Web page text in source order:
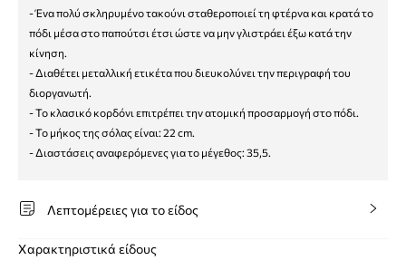
- Ένα πολύ σκληρυμένο τακούνι σταθεροποιεί τη φτέρνα και κρατά το
πόδι μέσα στο παπούτσι έτσι ώστε να μην γλιστράει έξω κατά την
κίνηση.
- Διαθέτει μεταλλική ετικέτα που διευκολύνει την περιγραφή του
διοργανωτή.
- Το κλασικό κορδόνι επιτρέπει την ατομική προσαρμογή στο πόδι.
- Το μήκος της σόλας είναι: 22 cm.
- Διαστάσεις αναφερόμενες για το μέγεθος: 35,5.
Λεπτομέρειες για το είδος
Χαρακτηριστικά είδους